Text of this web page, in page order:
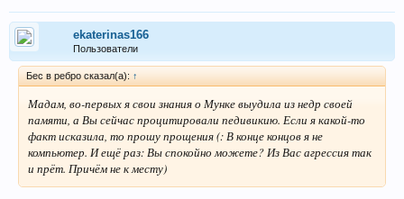
ekaterinas166
Пользователи
Бес в ребро сказал(а): ↑
Мадам, во-первых я свои знания о Мунке выудила из недр своей
памяти, а Вы сейчас процитировали педивикию. Если я какой-то
факт исказила, то прошу прощения (: В конце концов я не
компьютер. И ещё раз: Вы спокойно можете? Из Вас агрессия так
и прёт. Причём не к месту)